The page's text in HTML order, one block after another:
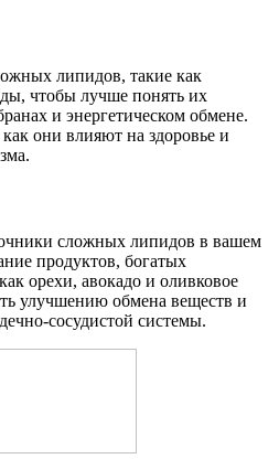
липидов, такие как
чтобы лучше понять их
и энергетическом обмене.
они влияют на здоровье и
сложных липидов в вашем
продуктов, богатых
орехи, авокадо и оливковое
улучшению обмена веществ и
сосудистой системы.